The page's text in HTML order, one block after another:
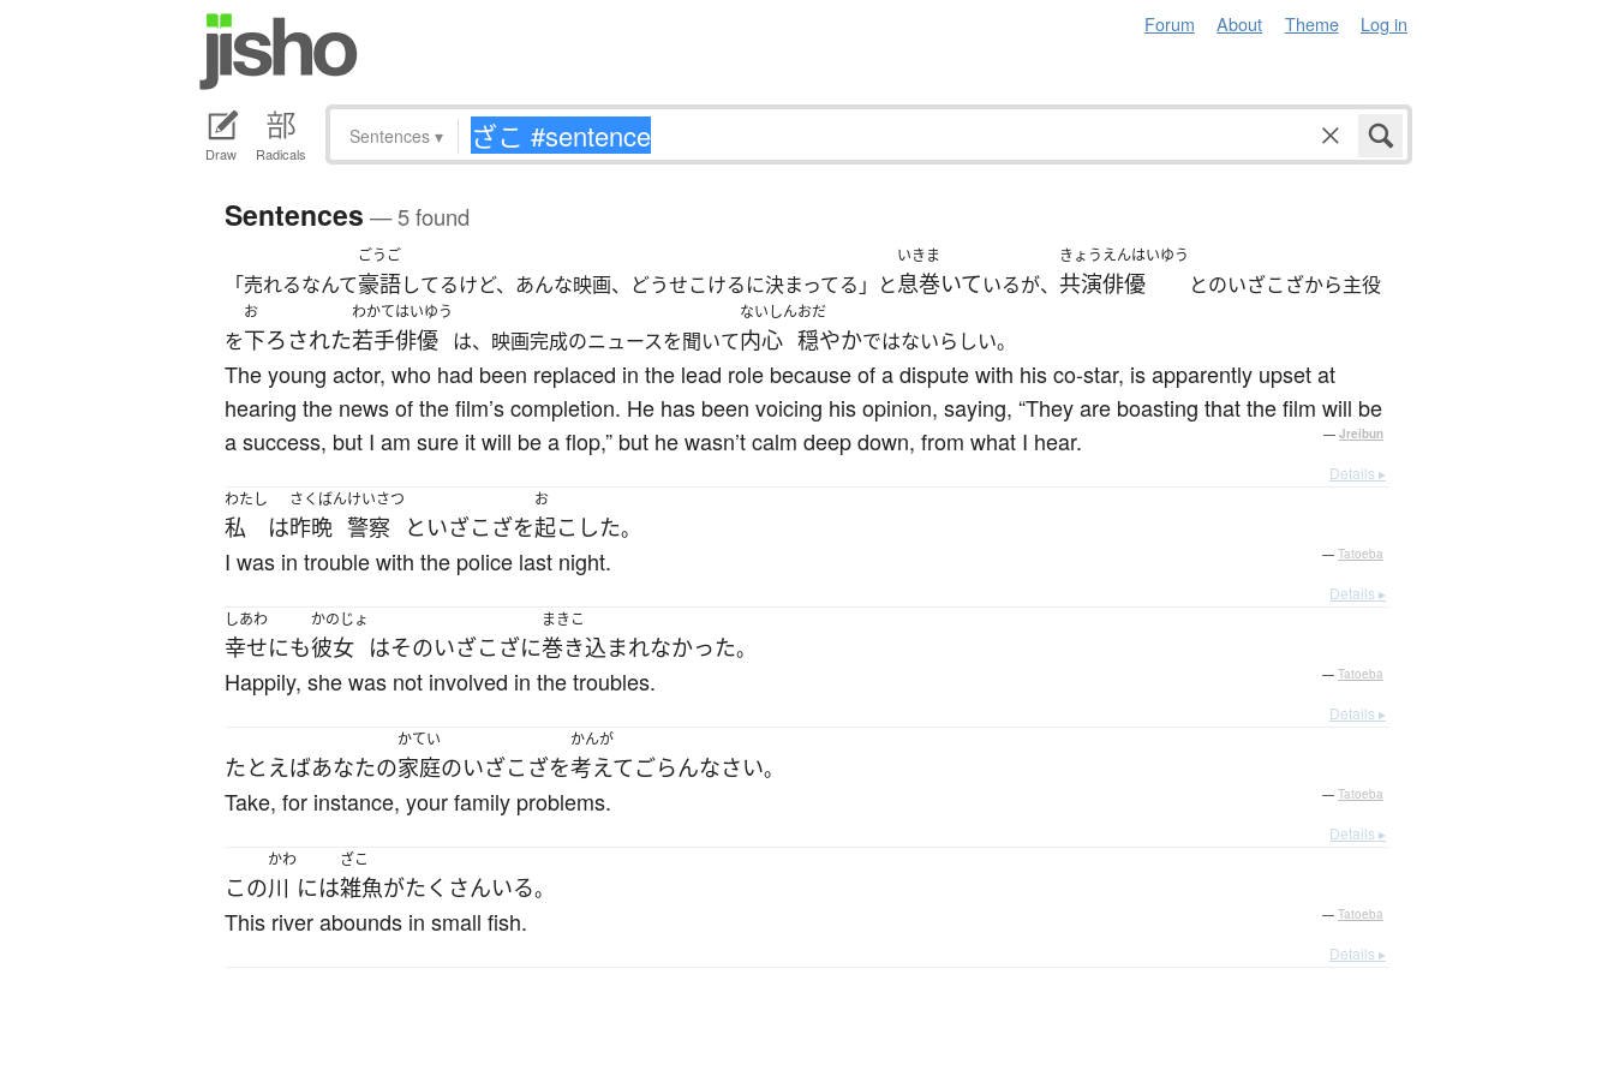
Forum About Theme Log in
Draw Radicals
Sentences ▾
Sentences — 5 found
「売れるなんて
ごうご
豪語してるけど、あんな映画、どうせこけるに決まってる」と
いきま
息巻いているが、
きょうえんはいゆう
共演俳優 とのいざこざから主役
を
お
下ろされた
わかてはいゆう
若手俳優 は、映画完成のニュースを聞いて
ないしん
内心
おだ
穏やかではないらしい。
The young actor, who had been replaced in the lead role because of a dispute with his co-star, is apparently upset at
hearing the news of the film’s completion. He has been voicing his opinion, saying, “They are boasting that the film will be
a success, but I am sure it will be a flop,” but he wasn’t calm deep down, from what I hear.
— Jreibun
Details ▸
わたし
私 は
さくばん
昨晩
けいさつ
警察 といざこざを
お
起こした。
I was in trouble with the police last night. — Tatoeba
Details ▸
しあわ
幸せにも
かのじょ
彼女 はそのいざこざに
まきこ
巻き込まれなかった。
Happily, she was not involved in the troubles. — Tatoeba
Details ▸
たとえばあなたの
かてい
家庭のいざこざを
かんが
考えてごらんなさい。
Take, for instance, your family problems. — Tatoeba
Details ▸
この
かわ
川 には
ざこ
雑魚がたくさんいる。
This river abounds in small fish. — Tatoeba
Details ▸